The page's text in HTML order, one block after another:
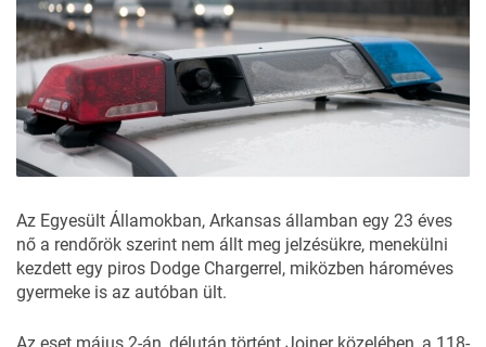
Az Egyesült Államokban, Arkansas államban egy 23 éves
nő a rendőrök szerint nem állt meg jelzésükre, menekülni
kezdett egy piros Dodge Chargerrel, miközben hároméves
gyermeke is az autóban ült.
Az eset május 2-án, délután történt Joiner közelében, a 118-